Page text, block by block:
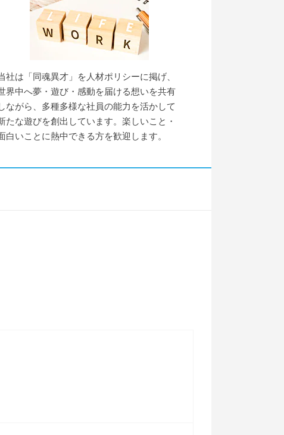
社は「同魂異才」を人材ポリシーに掲げ、
界中へ夢・遊び・感動を届ける想いを共有
ながら、多種多様な社員の能力を活かして
たな遊びを創出しています。楽しいこと・
白いことに熱中できる方を歓迎します。